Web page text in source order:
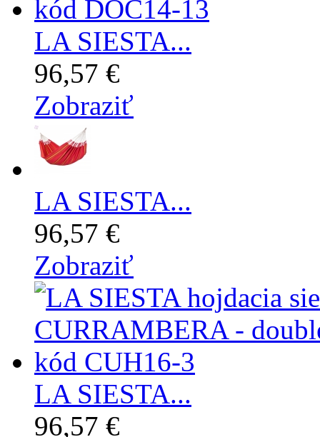
LA SIESTA...
96,57 €
Zobraziť
LA SIESTA...
96,57 €
Zobraziť
LA SIESTA...
96,57 €